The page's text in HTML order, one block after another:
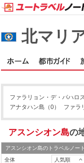
北マリ
ファラリョン・デ・パハロ
アナタハン島 （0） ファラ
アスンシオン島の
アスンシオン島のトラベルノート
全体
人気順